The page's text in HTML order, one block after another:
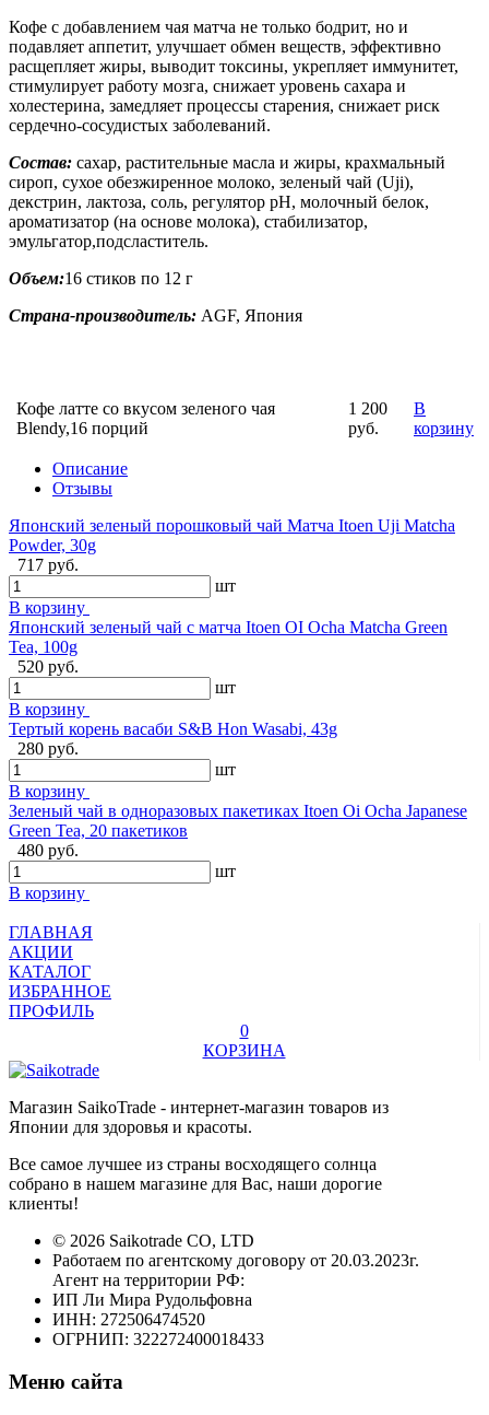
Кофе с добавлением чая матча не только бодрит, но и
подавляет аппетит, улучшает обмен веществ, эффективно
расщепляет жиры, выводит токсины, укрепляет иммунитет,
стимулирует работу мозга, снижает уровень сахара и
холестерина, замедляет процессы старения, снижает риск
сердечно-сосудистых заболеваний.
Состав: сахар, растительные масла и жиры, крахмальный
сироп, сухое обезжиренное молоко, зеленый чай (Uji),
декстрин, лактоза, соль, регулятор pH, молочный белок,
ароматизатор (на основе молока), стабилизатор,
эмульгатор,подсластитель.
Объем:16 стиков по 12 г
Страна-производитель: AGF, Япония
Кофе латте со вкусом зеленого чая
Blendy,16 порций
1 200
руб.
В
корзину
Описание
Отзывы
Японский зеленый порошковый чай Матча Itoen Uji Matcha
Powder, 30g
717 руб.
шт
В корзину
Японский зеленый чай с матча Itoen OI Ocha Matcha Green
Tea, 100g
520 руб.
шт
В корзину
Тертый корень васаби S&B Hon Wasabi, 43g
280 руб.
шт
В корзину
Зеленый чай в одноразовых пакетиках Itoen Oi Ocha Japanese
Green Tea, 20 пакетиков
480 руб.
шт
В корзину
ГЛАВНАЯ
АКЦИИ
КАТАЛОГ
ИЗБРАННОЕ
ПРОФИЛЬ
0
КОРЗИНА
Магазин SaikoTrade - интернет-магазин товаров из
Японии для здоровья и красоты.
Все самое лучшее из страны восходящего солнца
собрано в нашем магазине для Вас, наши дорогие
клиенты!
© 2026 Saikotrade CO, LTD
Работаем по агентскому договору от 20.03.2023г.
Агент на территории РФ:
ИП Ли Мира Рудольфовна
ИНН: 272506474520
ОГРНИП: 322272400018433
Меню сайта